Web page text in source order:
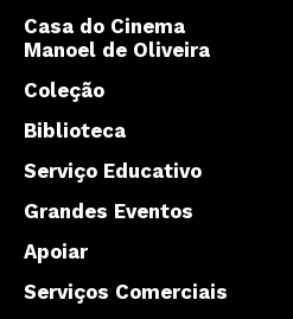
Casa do Cinema
Manoel de Oliveira
Coleção
Biblioteca
Serviço Educativo
Grandes Eventos
Apoiar
Serviços Comerciais